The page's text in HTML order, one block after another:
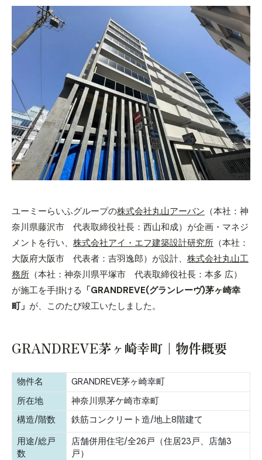
ユーミーらいふグループの株式会社丸山アーバン （本社：神
奈川県藤沢市 代表取締役社長：西山和成）が企画・マネジ
メントを行い、 株式会社アイ・エフ建築設計研究所 （本社：
大阪府大阪市 代表者：吉羽逸郎）が設計、 株式会社丸山工
務所 （本社：神奈川県平塚市 代表取締役社長：本多 広）
が施工を手掛ける 「GRANDREVE(グランレーヴ)茅ヶ崎幸
町」 が、このたび竣工いたしました。
GRANDREVE茅ヶ崎幸町｜物件概要
物件名
GRANDREVE茅ヶ崎幸町
所在地
神奈川県茅ケ崎市幸町
構造/階数
鉄筋コンクリート造/地上8階建て
用途/総戸
数
店舗併用住宅/全26戸（住居23戸、店舗3
戸）